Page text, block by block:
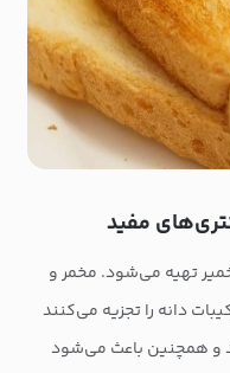
تهیه می‌شود. مخمر و
دانه را تجزیه می‌کنند
و همچنین باعث می‌شود